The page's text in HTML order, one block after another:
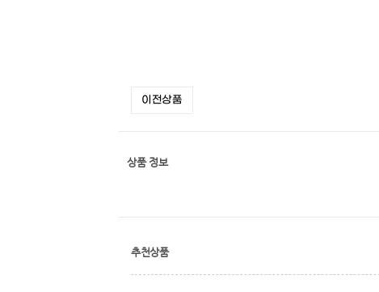
이전상품
상품 정보
추천상품